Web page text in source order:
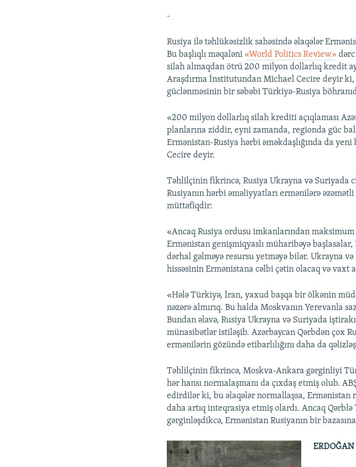
-
Rusiya ilə təhlükəsizlik sahəsində əlaqələr
Bu başlıqlı məqaləni «World Politics Review»
silah almaqdan ötrü 200 milyon dollarlıq kredit
Araşdırma İnstitutundan Michael Cecire deyir
güclənməsinin bir səbəbi Türkiyə-Rusiya
«200 milyon dollarlıq silah krediti açıqlaması
planlarına ziddir, eyni zamanda, regionda güc
Ermənistan-Rusiya hərbi əməkdaşlığında da
Cecire deyir.
Təhlilçinin fikrincə, Rusiya Ukrayna və Suriyada
Rusiyanın hərbi əməliyyatları ermənilərə
müttəfiqdir:
«Ancaq Rusiya ordusu imkanlarından
Ermənistan genişmiqyaslı müharibəyə başlasalar,
dərhal gəlməyə resursu yetməyə bilər. Ukrayna
hissəsinin Ermənistana cəlbi çətin olacaq və vaxt
«Hələ Türkiyə, İran, yaxud başqa bir ölkənin
nəzərə almırıq. Bu halda Moskvanın Yerevanla
Bundan əlavə, Rusiya Ukrayna və Suriyada
münasibətlər istiləşib. Azərbaycan Qərbdən çox
ermənilərin gözündə etibarlılığını daha da
Təhlilçinin fikrincə, Moskva-Ankara gərginliyi
hər hansı normalaşmanı da çıxdaş etmiş olub.
edirdilər ki, bu əlaqələr normallaşsa, Ermənistan
daha artıq inteqrasiya etmiş olardı. Ancaq
gərginləşdikcə, Ermənistan Rusiyanın bir